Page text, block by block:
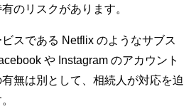
のリスクがあります。
スである Netflix のようなサブス
や Instagram のアカウント
無は別として、相続人が対応を迫